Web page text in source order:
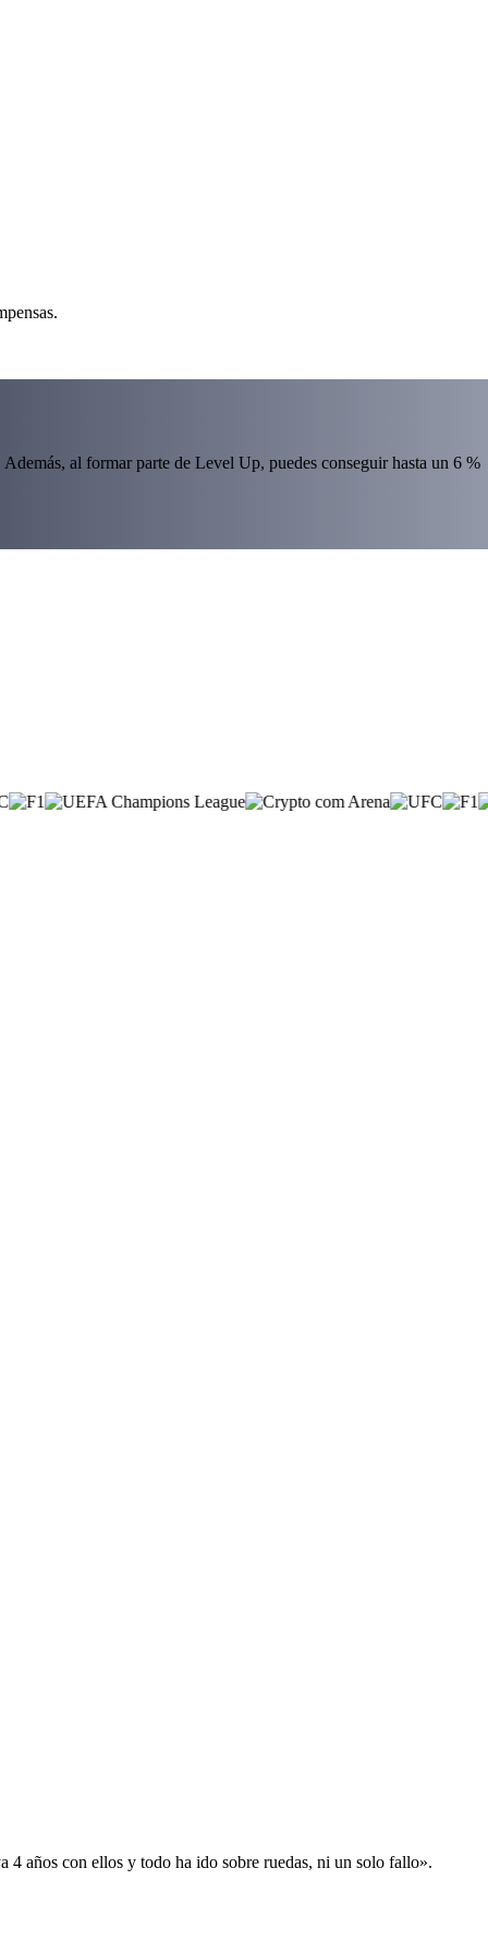
al formar parte de Level Up, puedes conseguir hasta un 6 %
años con ellos y todo ha ido sobre ruedas, ni un solo fallo».